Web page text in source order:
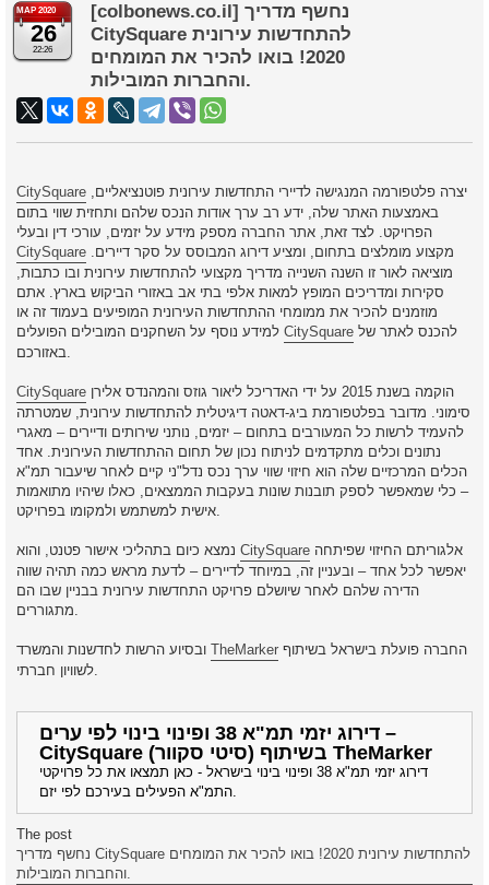
МАР 2020
26
22:26
[colbonews.co.il] נחשף מדריך
CitySquare להתחדשות עירונית
2020! בואו להכיר את המומחים
והחברות המובילות.
CitySquare
באמצעות האתר שלה, ידע רב ערך אודות הנכס שלהם ותחזית שווי בתום
הפרויקט. לצד זאת, אתר החברה מספק מידע על יזמים, עורכי דין ובעלי
מקצוע מומלצים בתחום, ומציע דירוג המבוסס על סקר דיירים. CitySquare
מוציאה לאור זו השנה השנייה מדריך מקצועי להתחדשות עירונית ובו כתבות,
סקירות ומדריכים המופץ למאות אלפי בתי אב באזורי הביקוש בארץ. אתם
מוזמנים להכיר את ממומחי ההתחדשות העירונית המופיעים בעמוד זה או
להכנס לאתר של CitySquare למידע נוסף על השחקנים המובילים הפועלים
באזורכם.
CitySquare
סימוני. מדובר בפלטפורמת ביג-דאטה דיגיטלית להתחדשות עירונית, שמטרתה
להעמיד לרשות כל המעורבים בתחום – יזמים, נותני שירותים ודיירים – מאגרי
נתונים וכלים מתקדמים לניתוח נכון של תחום ההתחדשות העירונית. אחד
הכלים המרכזיים שלה הוא חיזוי שווי ערך נכס נדל"ני קיים לאחר שיעבור תמ"א
– כלי שמאפשר לספק תובנות שונות בעקבות הממצאים, כאלו שיהיו מתואמות
אישית למשתמש ולמקומו בפרויקט.
אלגוריתם החיזוי שפיתחה CitySquare נמצא כיום בתהליכי אישור פטנט, והוא
יאפשר לכל אחד – ובעניין זה, במיוחד לדיירים – לדעת מראש כמה תהיה שווה
הדירה שלהם לאחר שיושלם פרויקט התחדשות עירונית בבניין שבו הם
מתגוררים.
החברה פועלת בישראל בשיתוף TheMarker ובסיוע הרשות לחדשנות והמשרד
לשוויון חברתי.
דירוג יזמי תמ"א 38 ופינוי בינוי לפי ערים –
CitySquare (סיטי סקוור) בשיתוף TheMarker
דירוג יזמי תמ"א 38 ופינוי בינוי בישראל - כאן תמצאו את כל פרויקטי
התמ"א הפעילים בעירכם לפי יזם.
The post
נחשף מדריך CitySquare להתחדשות עירונית 2020! בואו להכיר את המומחים
והחברות המובילות.